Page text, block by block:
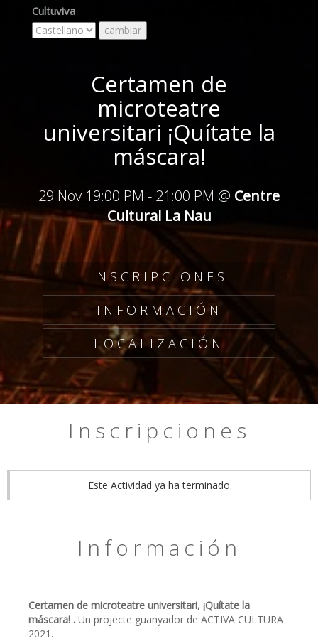
Cultuviva
Certamen de
microteatre
universitari ¡Quítate la
máscara!
29 Nov 19:00 PM - 21:00 PM @ Centre
Cultural La Nau
INSCRIPCIONES
INFORMACIÓN
LOCALIZACIÓN
Inscripciones
Este Actividad ya ha terminado.
Información
Certamen de microteatre universitari, ¡Quítate la
máscara! . Un projecte guanyador de ACTIVA CULTURA
2021.